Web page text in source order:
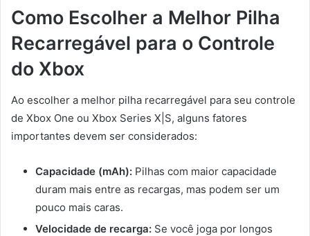
Como Escolher a Melhor Pilha
Recarregável para o Controle
do Xbox
Ao escolher a melhor pilha recarregável para seu controle
de Xbox One ou Xbox Series X|S, alguns fatores
importantes devem ser considerados:
Capacidade (mAh): Pilhas com maior capacidade
duram mais entre as recargas, mas podem ser um
pouco mais caras.
Velocidade de recarga: Se você joga por longos